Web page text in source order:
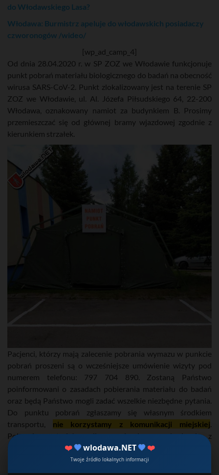
❤️ 💙wlodawa.NET💙❤️
Twoje źródło lokalnych informacji
do Włodawskiego Lasa?
Włodawa: Burmistrz apeluje do włodawskich posiadaczy
czworonogów /wideo/
[wp_ad_camp_4]
Od dnia 28.04.2020 r. w SP ZOZ we Włodawie funkcjonuje
punkt pobrań materiału biologicznego do badań na obecność
wirusa SARS-CoV-2. Punkt zlokalizowany jest na terenie SP
ZOZ we Włodawie, ul. Al. Józefa Piłsudskiego 64, 22-200
Włodawa, oznakowany namiot za budynkiem B. Prosimy
przemieszczać się od głównej bramy wjazdowej zgodnie z
kierunkiem strzałek.
Pacjenci, którzy mają zalecenie pobrania wymazu w punkcie
pobrań proszeni są o wcześniejsze umówienie wizyty pod
numerem telefonu: 797 704 890. Zostaną Państwo
poinformowani o zasadach pobierania materiału do badań
oraz będą Państwo mogli zadać wszelkie niezbędne pytania.
Do punktu pobrań zgłaszamy się własnym środkiem
transportu, nie korzystamy z komunikacji miejskiej.
Pobranie materiału odbywa się bez wychodzenia z
samochodu.